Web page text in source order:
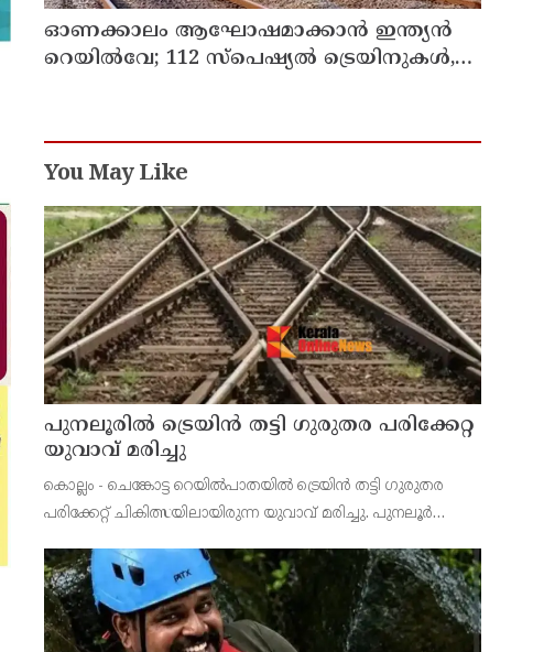
ഓണക്കാലം ആഘോഷമാക്കാൻ ഇന്ത്യൻ
റെയിൽവേ; 112 സ്പെഷ്യൽ ട്രെയിനുകൾ,
You May Like
പുനലൂരിൽ ട്രെയിൻ തട്ടി ഗുരുതര പരിക്കേറ്റ
യുവാവ് മരിച്ചു
കൊല്ലം - ചെങ്കോട്ട റെയിൽപാതയിൽ ട്രെയിൻ തട്ടി ഗുരുതര
പരിക്കേറ്റ് ചികിത്സയിലായിരുന്ന യുവാവ് മരിച്ചു. പുനലൂർ
മരിച്ചത്.